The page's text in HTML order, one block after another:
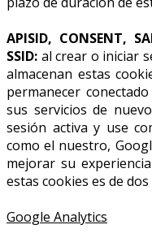
APISID, CONSENT,
SSID: al crear o iniciar
almacenan estas
permanecer
sus servicios de
sesión activa y use
como el nuestro,
mejorar su
estas cookies es de dos
Google Analytics